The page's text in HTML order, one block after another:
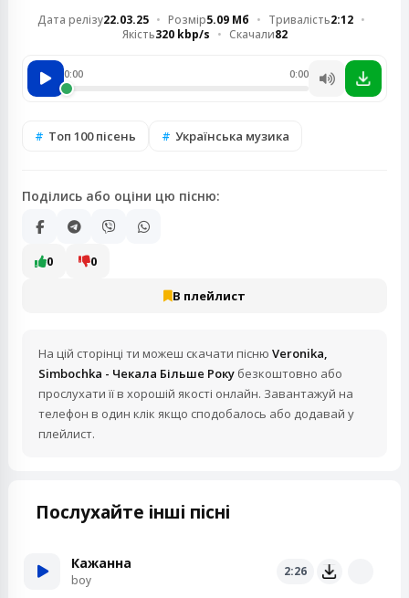
Дата релізу22.03.25 Розмір5.09 Мб Тривалість2:12
Якість320 kbp/s Скачали82
0:00 0:00
Топ 100 пісень Українська музика
Поділись або оціни цю пісню:
0 0
В плейлист
На цій сторінці ти можеш скачати пісню Veronika,
Simbochka - Чекала Більше Року безкоштовно або
прослухати її в хорошій якості онлайн. Завантажуй на
телефон в один клік якщо сподобалось або додавай у
плейлист.
Послухайте інші пісні
Кажанна
boy
2:26